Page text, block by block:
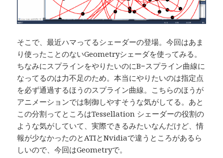
そこで、最近ハマってるシェーダーの登場。今回はあま
り使ったことのないGeometryシェーダを使ってみる。
ちなみにスプラインをやりたいのにB−スプライン曲線に
なってるのは力不足のため。本当にやりたいのは指定点
を必ず通過するほうのスプライン曲線。こちらのほうが
アニメーションでは制御しやすそうな気がしてる。あと
この分割ってところはTessellation シェーダーの役割の
ような気がしていて、実際できるみたいなんだけど、情
報が少なかったのとATIとNvidiaで違うところがあるら
しいので、今回はGeometryで。